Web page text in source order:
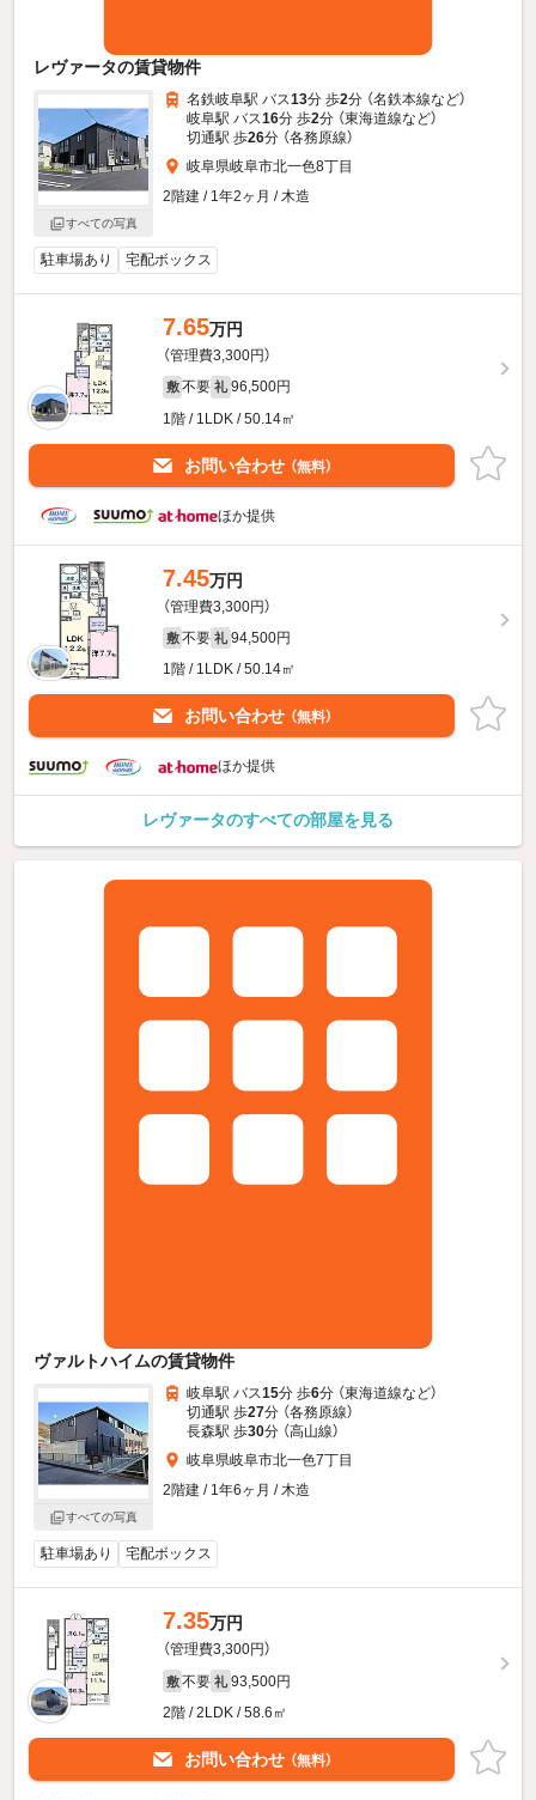
レヴァータの賃貸物件
すべての写真
名鉄岐阜駅 バス13分 歩2分 （名鉄本線など）
岐阜駅 バス16分 歩2分 （東海道線など）
切通駅 歩26分 （各務原線）
岐阜県岐阜市北一色8丁目
2階建 / 1年2ヶ月 / 木造
駐車場あり 宅配ボックス
7.65万円
（管理費3,300円）
敷 不要 礼 96,500円
1階 / 1LDK / 50.14㎡
お問い合わせ （無料）
ほか提供
7.45万円
（管理費3,300円）
敷 不要 礼 94,500円
1階 / 1LDK / 50.14㎡
お問い合わせ （無料）
ほか提供
レヴァータのすべての部屋を見る
ヴァルトハイムの賃貸物件
すべての写真
岐阜駅 バス15分 歩6分 （東海道線など）
切通駅 歩27分 （各務原線）
長森駅 歩30分 （高山線）
岐阜県岐阜市北一色7丁目
2階建 / 1年6ヶ月 / 木造
駐車場あり 宅配ボックス
7.35万円
（管理費3,300円）
敷 不要 礼 93,500円
2階 / 2LDK / 58.6㎡
お問い合わせ （無料）